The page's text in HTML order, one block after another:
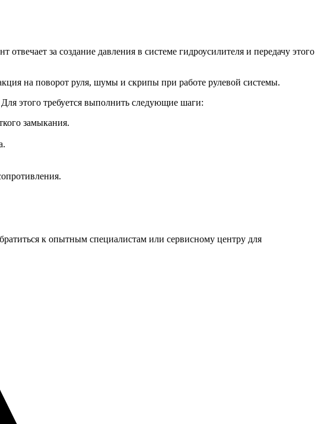
за создание давления в системе гидроусилителя и передачу этого
на поворот руля, шумы и скрипы при работе рулевой системы.
этого требуется выполнить следующие шаги:
замыкания.
к опытным специалистам или сервисному центру для